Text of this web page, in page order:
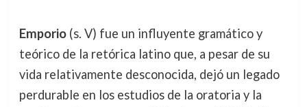
Emporio(s. V) fue un influyente gramático y
teórico de la retórica latino que, a pesar de su
vida relativamente desconocida, dejó un legado
perdurable en los estudios de la oratoria y la